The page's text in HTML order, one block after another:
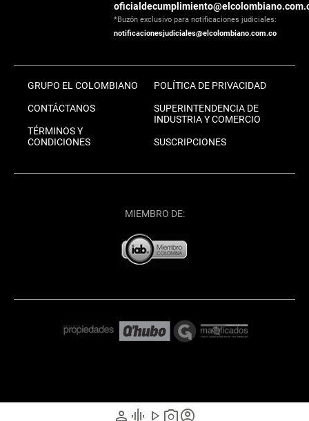
person graphic_eq play_arrow photo_cameraaccount_circle
*Buzón exclusivo para notificaciones judiciales:
notificacionesjudiciales@elcolombiano.com.co
GRUPO EL COLOMBIANO
CONTÁCTANOS
TÉRMINOS Y
CONDICIONES
POLÍTICA DE PRIVACIDAD
SUPERINTENDENCIA DE
INDUSTRIA Y COMERCIO
SUSCRIPCIONES
MIEMBRO DE: